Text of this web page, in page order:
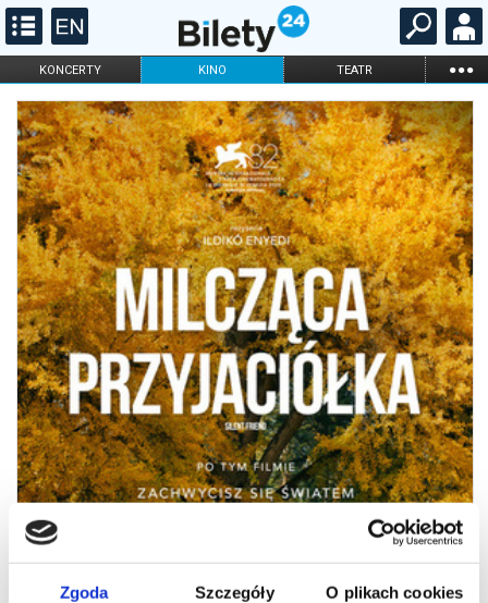
Zgoda Szczegóły O plikach cookies
KONCERTY KINO TEATR ...
FILHARMONIA OPERA I BALET
STAND-UP
DLA DZIECI
ONLINE KARNETY